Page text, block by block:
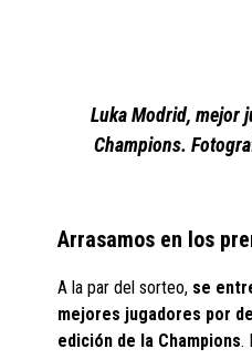
Luka Modrid, mejor
Champions.
Arrasamos en los
A la par del sorteo, se
mejores jugadores por
edición de la Champions.